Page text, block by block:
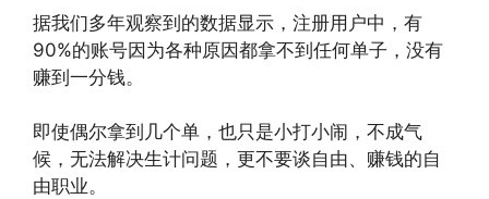
据我们多年观察到的数据显示，注册用户中，有
90%的账号因为各种原因都拿不到任何单子，没有
赚到一分钱。
即使偶尔拿到几个单，也只是小打小闹，不成气
候，无法解决生计问题，更不要谈自由、赚钱的自
由职业。